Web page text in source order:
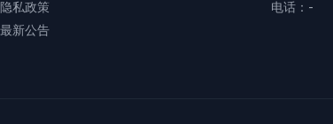
隐私政策
最新公告
电话：-